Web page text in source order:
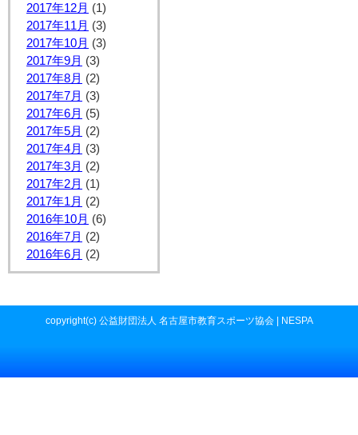
2017年12月 (1)
2017年11月 (3)
2017年10月 (3)
2017年9月 (3)
2017年8月 (2)
2017年7月 (3)
2017年6月 (5)
2017年5月 (2)
2017年4月 (3)
2017年3月 (2)
2017年2月 (1)
2017年1月 (2)
2016年10月 (6)
2016年7月 (2)
2016年6月 (2)
copyright(c) 公益財団法人 名古屋市教育スポーツ協会 | NESPA